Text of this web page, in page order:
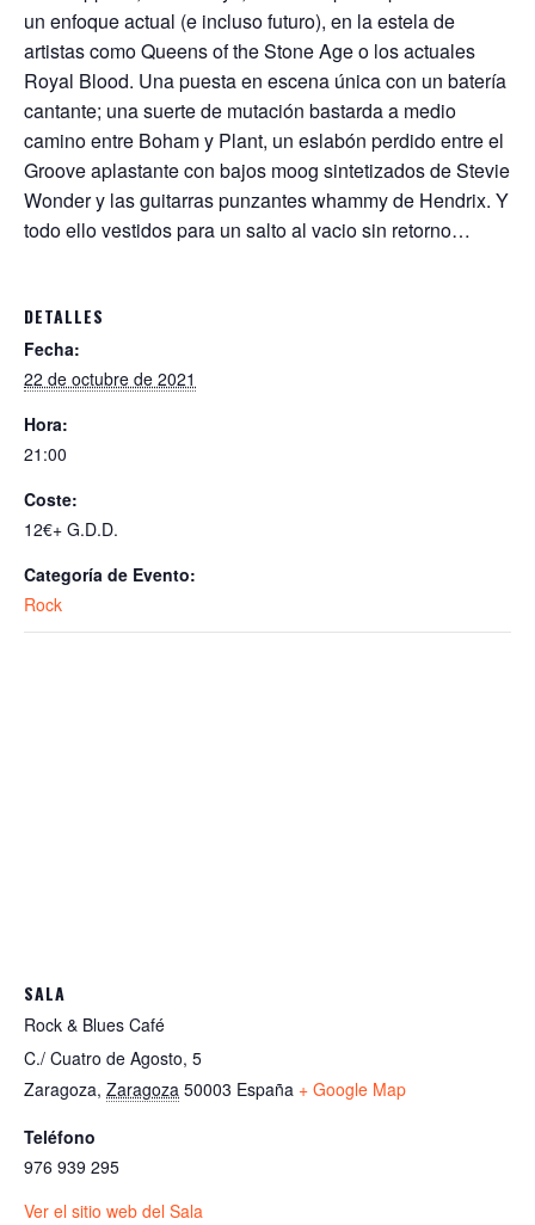
un enfoque actual (e incluso futuro), en la estela de
artistas como Queens of the Stone Age o los actuales
Royal Blood. Una puesta en escena única con un batería
cantante; una suerte de mutación bastarda a medio
camino entre Boham y Plant, un eslabón perdido entre el
Groove aplastante con bajos moog sintetizados de Stevie
Wonder y las guitarras punzantes whammy de Hendrix. Y
todo ello vestidos para un salto al vacio sin retorno…
DETALLES
Fecha:
22 de octubre de 2021
Hora:
21:00
Coste:
12€+ G.D.D.
Categoría de Evento:
Rock
SALA
Rock & Blues Café
C./ Cuatro de Agosto, 5
Zaragoza, Zaragoza 50003 España + Google Map
Teléfono
976 939 295
Ver el sitio web del Sala